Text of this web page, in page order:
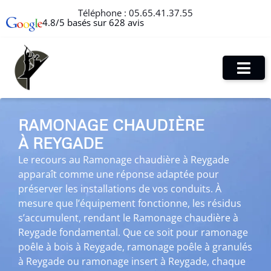
Téléphone : 05.65.41.37.55
4.8/5 basés sur 628 avis
RAMONAGE CHAUDIÈRE
À REYGADE
Le recours au Ramonage chaudière à Reygade
apparaît comme une réponse adaptée pour
préserver les installations de vos conduits. À
mesure que l’équipement fonctionne, les résidus
s’accumulent, rendant le Ramonage chaudière à
Reygade fondamental. Que ce soit pour ramonage
poêle à bois à Reygade, ramonage poêle à granulés
à Reygade ou ramonage insert à Reygade, chaque